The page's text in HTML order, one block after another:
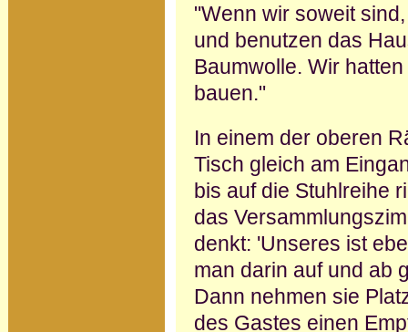
"Wenn wir soweit
und benutzen das
Baumwolle. Wir
bauen."
In einem der oberen
Tisch gleich am
bis auf die Stuhlreihe
das
denkt: 'Unseres ist
man darin auf und ab
Dann nehmen sie
des Gastes einen